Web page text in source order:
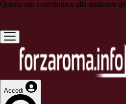
Questo sito contribuisce alla audience de
Accedi